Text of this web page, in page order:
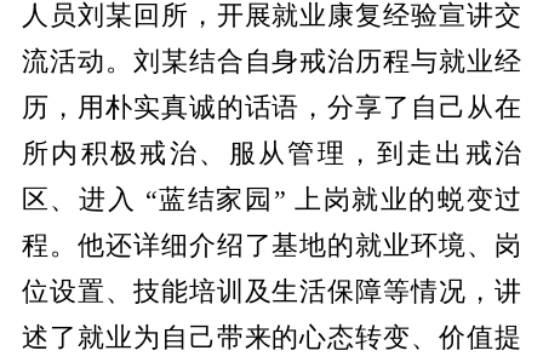
人员刘某回所，开展就业康复经验宣讲交
流活动。刘某结合自身戒治历程与就业经
历，用朴实真诚的话语，分享了自己从在
所内积极戒治、服从管理，到走出戒治
区、进入 “蓝结家园 ”上岗就业的蜕变过
程。他还详细介绍了基地的就业环境、岗
位设置、技能培训及生活保障等情况，讲
述了就业为自己带来的心态转变、价值提